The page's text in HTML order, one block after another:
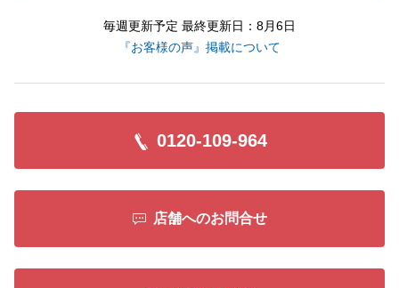
毎週更新予定 最終更新日：8月6日
『お客様の声』掲載について
0120-109-964
店舗へのお問合せ